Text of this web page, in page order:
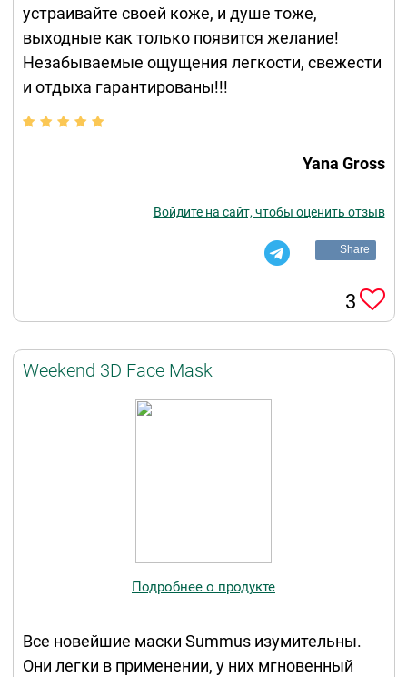
устраивайте своей коже, и душе тоже,
выходные как только появится желание!
Незабываемые ощущения легкости, свежести
и отдыха гарантированы!!!
Yana Gross
Войдите на сайт, чтобы оценить отзыв
Share
3
Weekend 3D Face Mask
Подробнее о продукте
Все новейшие маски Summus изумительны.
Они легки в применении, у них мгновенный